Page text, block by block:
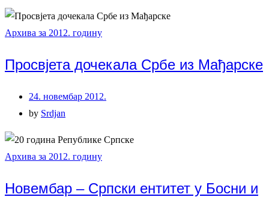
Архива за 2012. годину
Просвјета дочекала Србе из Мађарске
24. новембар 2012.
by Srdjan
Архива за 2012. годину
Новембар – Српски ентитет у Босни и